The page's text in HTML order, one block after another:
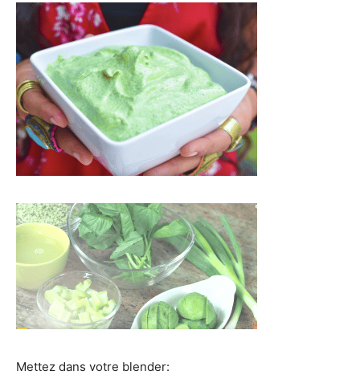
Mettez dans votre blender: